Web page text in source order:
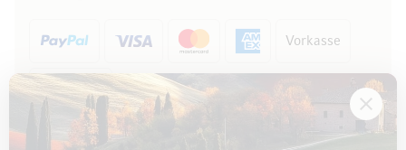
Vorkasse
Rechnung